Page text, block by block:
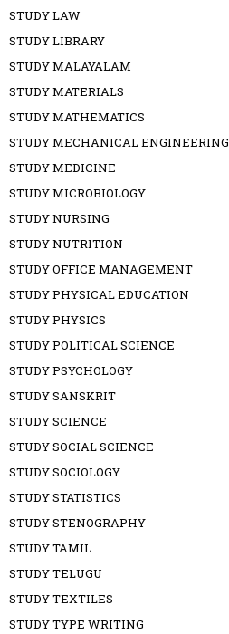
STUDY LAW
STUDY LIBRARY
STUDY MALAYALAM
STUDY MATERIALS
STUDY MATHEMATICS
STUDY MECHANICAL ENGINEERING
STUDY MEDICINE
STUDY MICROBIOLOGY
STUDY NURSING
STUDY NUTRITION
STUDY OFFICE MANAGEMENT
STUDY PHYSICAL EDUCATION
STUDY PHYSICS
STUDY POLITICAL SCIENCE
STUDY PSYCHOLOGY
STUDY SANSKRIT
STUDY SCIENCE
STUDY SOCIAL SCIENCE
STUDY SOCIOLOGY
STUDY STATISTICS
STUDY STENOGRAPHY
STUDY TAMIL
STUDY TELUGU
STUDY TEXTILES
STUDY TYPE WRITING